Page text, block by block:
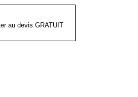
au devis GRATUIT